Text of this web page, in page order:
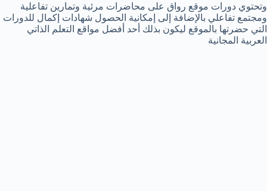
وتحتوي دورات موقع رواق على محاضرات مرئية وتمارين تفاعلية
ومجتمع تفاعلي بالإضافة إلى إمكانية الحصول شهادات إكمال للدورات
التي حضرتها بالموقع ليكون بذلك أحد أفضل مواقع التعلم الذاتي
العربية المجانية